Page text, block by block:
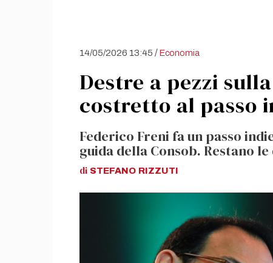
14/05/2026 13:45 /Economia
Destre a pezzi
costretto al passo
Federico Freni fa un passo
guida della Consob. Restano
di STEFANO RIZZUTI